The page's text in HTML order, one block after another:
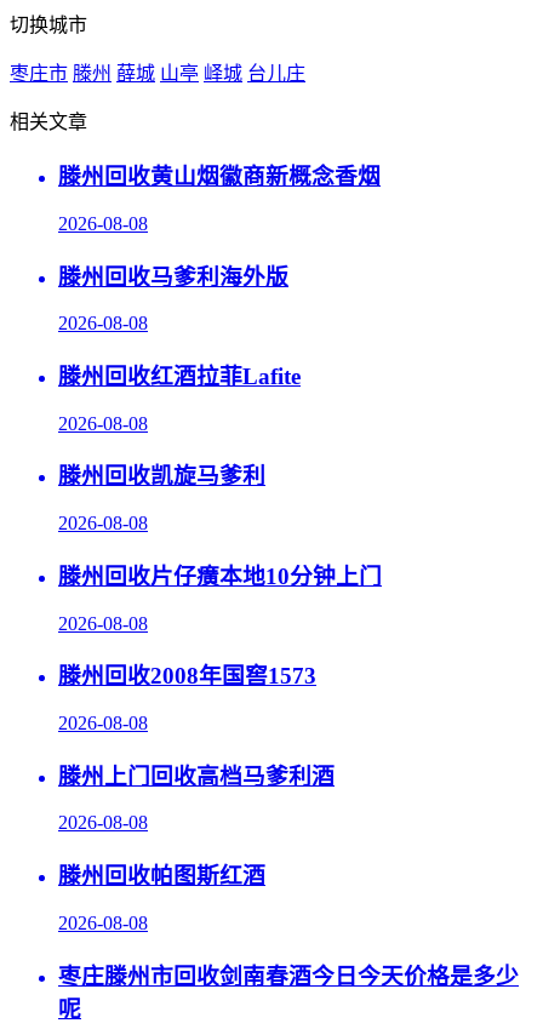
切换城市
枣庄市 滕州 薛城 山亭 峄城 台儿庄
相关文章
滕州回收黄山烟徽商新概念香烟
2026-08-08
滕州回收马爹利海外版
2026-08-08
滕州回收红酒拉菲Lafite
2026-08-08
滕州回收凯旋马爹利
2026-08-08
滕州回收片仔癀本地10分钟上门
2026-08-08
滕州回收2008年国窖1573
2026-08-08
滕州上门回收高档马爹利酒
2026-08-08
滕州回收帕图斯红酒
2026-08-08
枣庄滕州市回收剑南春酒今日今天价格是多少
呢